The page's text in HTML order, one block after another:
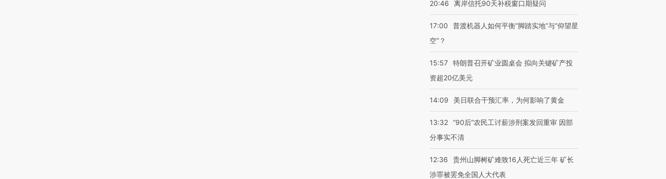
20:46 离岸信托90天补税窗口期疑问
17:00
普渡机器人如何平衡“脚踏实地”与“仰望星
空”？
15:57 特朗普召开矿业圆桌会 拟向关键矿产投
资超20亿美元
14:09 美日联合干预汇率，为何影响了黄金
13:32 “90后”农民工讨薪涉刑案发回重审 因部
分事实不清
12:36
贵州山脚树矿难致16人死亡近三年 矿长
涉罪被罢免全国人大代表